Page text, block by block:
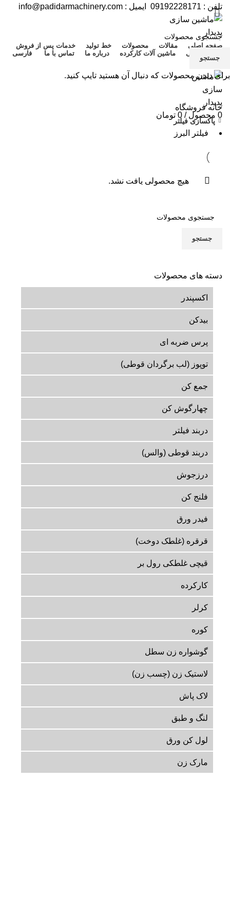
تلفن : 09192228171 ایمیل : info@padidarmachinery.com
صفحه اصلی مقالات محصولات خط تولید
خدمات پس از فروش
قطعات یدکی
ماشین آلات کارکرده درباره ما تماس با ما فارسی
منو
0 محصول /
0 تومان
دسته های محصولات
اکسپندر
بیدکن
پرس ضربه ای
توپوز (لب برگردان قوطی)
جمع کن
چهارگوش کن
دربند فیلتر
دربند قوطی (والس)
درزجوش
فلنج کن
فیدر ورق
قرقره (غلطک دوخت)
قیچی غلطکی رول بر
کارکرده
کرلر
کوره
گوشواره زن سطل
لاستیک زن (چسب زن)
لاک پاش
لنگ و طبق
لول کن ورق
مارک زن
خانهفروشگاه
پاکسازی فیلتر
فیلتر البرز
هیچ محصولی یافت نشد.
جستجو
جستجو
برای دیدن محصولات که دنبال آن هستید تایپ کنید.